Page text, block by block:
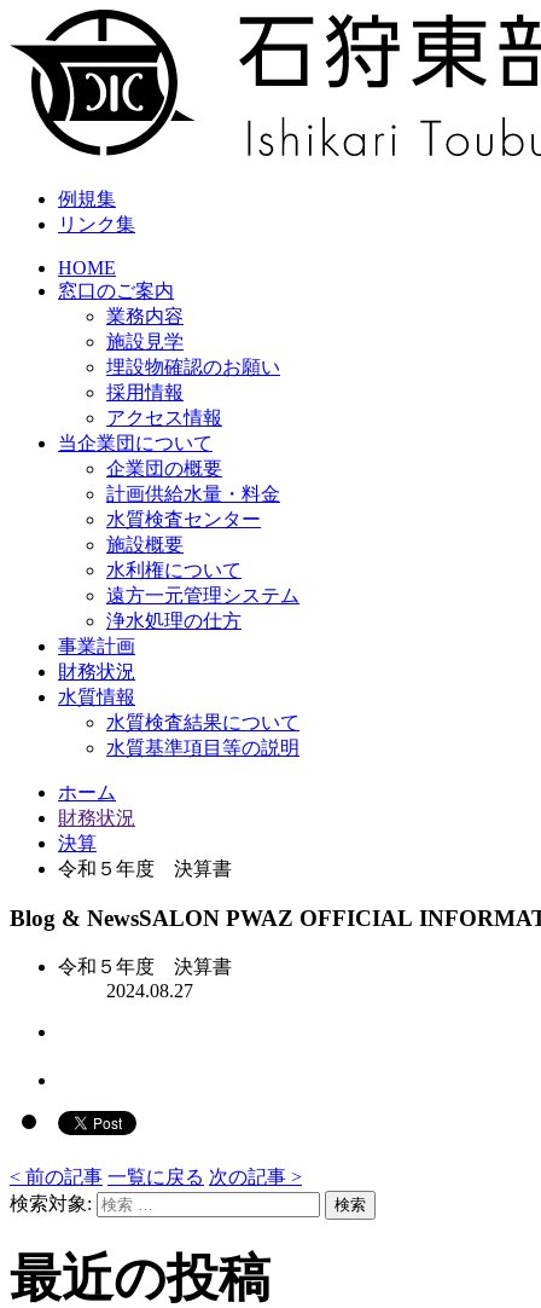
例規集
リンク集
HOME
窓口のご案内
業務内容
施設見学
埋設物確認のお願い
採用情報
アクセス情報
当企業団について
企業団の概要
計画供給水量・料金
水質検査センター
施設概要
水利権について
遠方一元管理システム
浄水処理の仕方
事業計画
財務状況
水質情報
水質検査結果について
水質基準項目等の説明
ホーム
財務状況
決算
令和５年度 決算書
Blog & NewsSALON PWAZ OFFICIAL
令和５年度 決算書
2024.08.27
< 前の記事 一覧に戻る 次の記事 >
検索対象:
検索
最近の投稿